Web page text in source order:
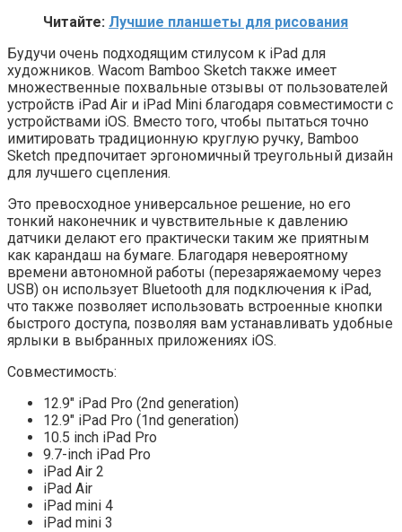
Читайте: Лучшие планшеты для рисования
Будучи очень подходящим стилусом к iPad для
художников. Wacom Bamboo Sketch также имеет
множественные похвальные отзывы от пользователей
устройств iPad Air и iPad Mini благодаря совместимости с
устройствами iOS. Вместо того, чтобы пытаться точно
имитировать традиционную круглую ручку, Bamboo
Sketch предпочитает эргономичный треугольный дизайн
для лучшего сцепления.
Это превосходное универсальное решение, но его
тонкий наконечник и чувствительные к давлению
датчики делают его практически таким же приятным
как карандаш на бумаге. Благодаря невероятному
времени автономной работы (перезаряжаемому через
USB) он использует Bluetooth для подключения к iPad,
что также позволяет использовать встроенные кнопки
быстрого доступа, позволяя вам устанавливать удобные
ярлыки в выбранных приложениях iOS.
Совместимость:
12.9″ iPad Pro (2nd generation)
12.9″ iPad Pro (1nd generation)
10.5 inch iPad Pro
9.7-inch iPad Pro
iPad Air 2
iPad Air
iPad mini 4
iPad mini 3